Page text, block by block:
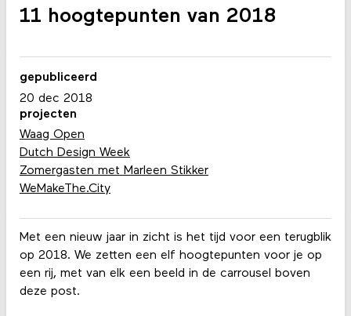
11 hoogtepunten van 2018
Met een nieuw jaar in zicht is het tijd voor een terugblik
op 2018. We zetten een elf hoogtepunten voor je op
een rij, met van elk een beeld in de carrousel boven
deze post.
gepubliceerd
20 dec 2018
projecten
Waag Open
Dutch Design Week
Zomergasten met Marleen Stikker
WeMakeThe.City